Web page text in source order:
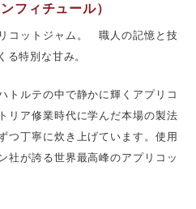
フィチュール）
コットジャム。 職人の記憶と技
る特別な甘み。
トルテの中で静かに輝くアプリコ
リア修業時代に学んだ本場の製法
つ丁寧に炊き上げています。使用
社が誇る世界最高峰のアプリコッ